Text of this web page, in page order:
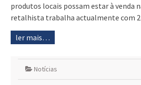
produtos locais possam estar à venda
retalhista trabalha actualmente com
ler mais…
Notícias